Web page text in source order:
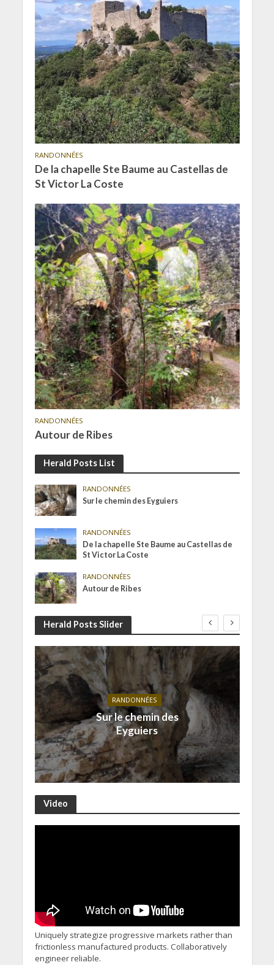
RANDONNÉES
De la chapelle Ste Baume au Castellas de
St Victor La Coste
RANDONNÉES
Autour de Ribes
Herald Posts List
RANDONNÉES
Sur le chemin des Eyguiers
RANDONNÉES
De la chapelle Ste Baume au Castellas de
St Victor La Coste
RANDONNÉES
Autour de Ribes
Herald Posts Slider
RANDONNÉES
Sur le chemin des
Eyguiers
Video
Uniquely strategize progressive markets rather than
frictionless manufactured products. Collaboratively
engineer reliable.